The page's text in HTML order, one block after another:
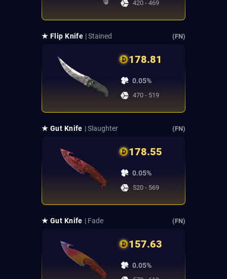
420 - 469
★ Flip Knife | Stained (FN)
178.81
0.05%
470 - 519
★ Gut Knife | Slaughter (FN)
178.55
0.05%
520 - 569
★ Gut Knife | Fade (FN)
157.63
0.05%